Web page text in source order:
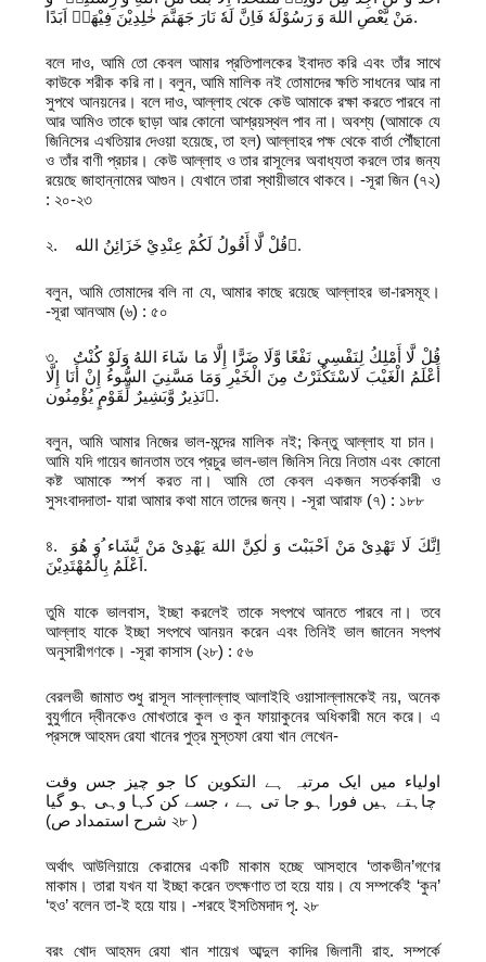
مَنْ یَّعْصِ اللهَ وَ رَسُوْلَهٗ فَاِنَّ لَهٗ نَارَ جَهَنَّمَ خٰلِدِیْنَ فِیْهَاۤ اَبَدًا.
বলে দাও, আমি তো কেবল আমার প্রতিপালকের ইবাদত করি এবং তাঁর সাথে
কাউকে শরীক করি না। বলুন, আমি মালিক নই তোমাদের ক্ষতি সাধনের আর না
সুপথে আনয়নের। বলে দাও, আল্লাহ থেকে কেউ আমাকে রক্ষা করতে পারবে না
আর আমিও তাকে ছাড়া আর কোনো আশ্রয়স্থল পাব না। অবশ্য (আমাকে যে
জিনিসের এখতিয়ার দেওয়া হয়েছে, তা হল) আল্লাহর পক্ষ থেকে বার্তা পৌঁছানো
ও তাঁর বাণী প্রচার। কেউ আল্লাহ ও তার রাসূলের অবাধ্যতা করলে তার জন্য
রয়েছে জাহান্নামের আগুন। যেখানে তারা স্থায়ীভাবে থাকবে। -সূরা জিন (৭২)
: ২০-২৩
২. قُلْ لَّا أَقُولُ لَكُمْ عِنْدِيْ خَزَائِنُ الله.ِ
বলুন, আমি তোমাদের বলি না যে, আমার কাছে রয়েছে আল্লাহর ভা-ারসমূহ।
-সূরা আনআম (৬) : ৫০
৩. قُلْ لَّا أَمْلِكُ لِنَفْسِي نَفْعًا وَّلَا ضَرًّا إِلَّا مَا شَاءَ اللهُ وَلَوْ كُنْتُ
أَعْلَمُ الْغَيْبَ لَاسْتَكْثَرْتُ مِنَ الْخَيْرِ وَمَا مَسَّنِيَ السُّوءُ إِنْ أَنَا إِلَّا
نَذِيرٌ وَّبَشِيرٌ لِّقَوْمٍ يُؤْمِنُون.َ
বলুন, আমি আমার নিজের ভাল-মন্দের মালিক নই; কিন্তু আল্লাহ যা চান।
আমি যদি গায়েব জানতাম তবে প্রচুর ভাল-ভাল জিনিস নিয়ে নিতাম এবং কোনো
কষ্ট আমাকে স্পর্শ করত না। আমি তো কেবল একজন সতর্ককারী ও
সুসংবাদদাতা- যারা আমার কথা মানে তাদের জন্য। -সূরা আরাফ (৭) : ১৮৮
৪. اِنَّكَ لَا تَهْدِیْ مَنْ اَحْبَبْتَ وَ لٰكِنَّ اللهَ یَهْدِیْ مَنْ یَّشَاء ُوَ هُوَ
اَعْلَمُ بِالْمُهْتَدِیْنَ.
তুমি যাকে ভালবাস, ইচ্ছা করলেই তাকে সৎপথে আনতে পারবে না। তবে
আল্লাহ যাকে ইচ্ছা সৎপথে আনয়ন করেন এবং তিনিই ভাল জানেন সৎপথ
অনুসারীগণকে। -সূরা কাসাস (২৮) : ৫৬
বেরলভী জামাত শুধু রাসূল সাল্লাল্লাহু আলাইহি ওয়াসাল্লামকেই নয়, অনেক
বুযুর্গানে দ্বীনকেও মোখতারে কুল ও কুন ফায়াকুনের অধিকারী মনে করে। এ
প্রসঙ্গে আহমদ রেযা খানের পুত্র মুস্তফা রেযা খান লেখেন-
اولیاء میں ایک مرتبہ ہے التکوین کا جو چیز جس وقت
چاہتے ہیں فورا ہو جا تی ہے ، جسے کن کہا وہی ہو گیا
(شرح استمداد ص ২৮ )
অর্থাৎ আউলিয়ায়ে কেরামের একটি মাকাম হচ্ছে আসহাবে ‘তাকভীন’গণের
মাকাম। তারা যখন যা ইচ্ছা করেন তৎক্ষণাত তা হয়ে যায়। যে সম্পর্কেই ‘কুন’
‘হও’ বলেন তা-ই হয়ে যায়। -শরহে ইসতিমদাদ পৃ. ২৮
বরং খোদ আহমদ রেযা খান শায়েখ আব্দুল কাদির জিলানী রাহ. সম্পর্কে